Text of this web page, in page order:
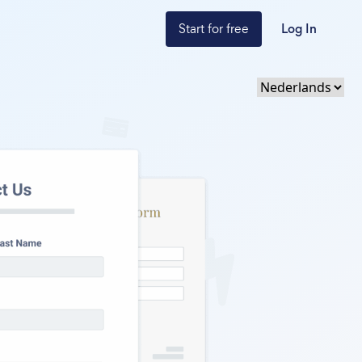
Start for free Log In